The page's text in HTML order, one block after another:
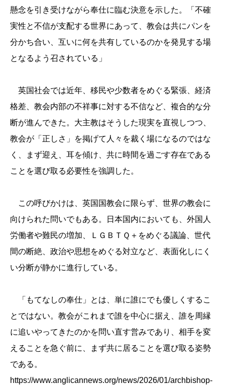
懸念を引き受けながら奉仕に臨む決意を示した。「不確
実性と不信が支配する世界にあって、教会は共にパンを
分かち合い、互いに何を共有しているのかを発見する場
となるよう召されている」
英国社会では近年、移民や少数者をめぐる緊張、経済
格差、教会内部の不祥事に対する不信など、複合的な分
断が進んできた。大主教はそうした現実を直視しつつ、
教会が「正しさ」を掲げて人々を裁く場になるのではな
く、まず迎え、耳を傾け、共に時間を過ごす存在である
ことを選び取る必要性を強調した。
この呼びかけは、英国国教会に限らず、世界の教会に
向けられた問いでもある。日本国内においても、外国人
労働者や難民の増加、ＬＧＢＴＱ＋をめぐる議論、世代
間の断絶、政治や思想をめぐる対立など、表面化しにく
い分断が静かに進行している。
「もてなしの奉仕」とは、単に誰にでも優しくするこ
とではない。教会がこれまで誰を中心に据え、誰を周縁
に追いやってきたのかを問い直す営みであり、相手を変
えることを急ぐ前に、まず共に居ることを選び取る姿勢
である。
https://www.anglicannews.org/news/2026/01/archbishop-